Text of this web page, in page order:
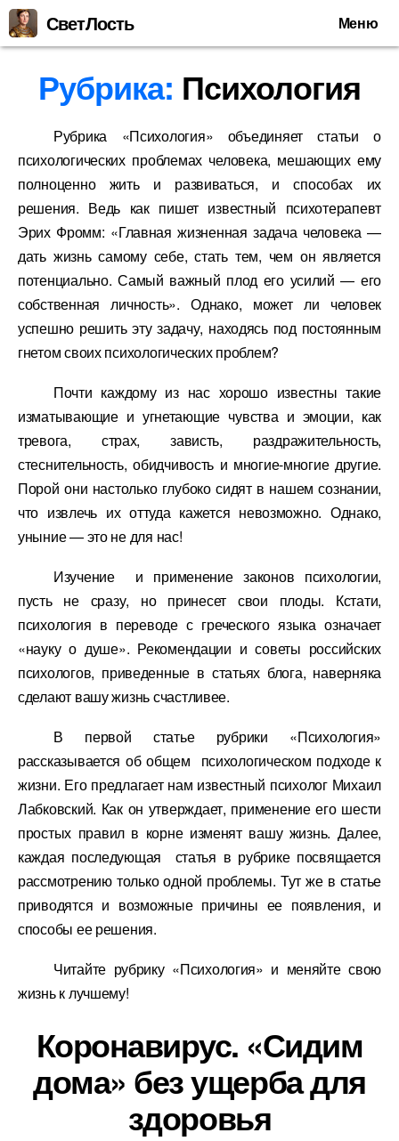
СветЛость Меню
Рубрика: Психология
Рубрика «Психология» объединяет статьи о
психологических проблемах человека, мешающих ему
полноценно жить и развиваться, и способах их
решения. Ведь как пишет известный психотерапевт
Эрих Фромм: «Главная жизненная задача человека —
дать жизнь самому себе, стать тем, чем он является
потенциально. Самый важный плод его усилий — его
собственная личность».Однако, может ли человек
успешно решить эту задачу, находясь под постоянным
гнетом своих психологических проблем?
Почти каждому из нас хорошо известны такие
изматывающие и угнетающие чувства и эмоции, как
тревога, страх, зависть, раздражительность,
стеснительность, обидчивость и многие-многие другие.
Порой они настолько глубоко сидят в нашем сознании,
что извлечь их оттуда кажется невозможно. Однако,
уныние — это не для нас!
Изучение и применение законов психологии,
пусть не сразу, но принесет свои плоды. Кстати,
психология в переводе с греческого языка означает
«науку о душе». Рекомендации и советы российских
психологов, приведенные в статьях блога, наверняка
сделают вашу жизнь счастливее.
В первой статье рубрики «Психология»
рассказывается об общем психологическом подходе к
жизни. Его предлагает нам известный психолог Михаил
Лабковский. Как он утверждает, применение его шести
простых правил в корне изменят вашу жизнь. Далее,
каждая последующая статья в рубрике посвящается
рассмотрению только одной проблемы. Тут же в статье
приводятся и возможные причины ее появления, и
способы ее решения.
Читайте рубрику «Психология» и меняйте свою
жизнь к лучшему!
Коронавирус. «Сидим
дома» без ущерба для
здоровья